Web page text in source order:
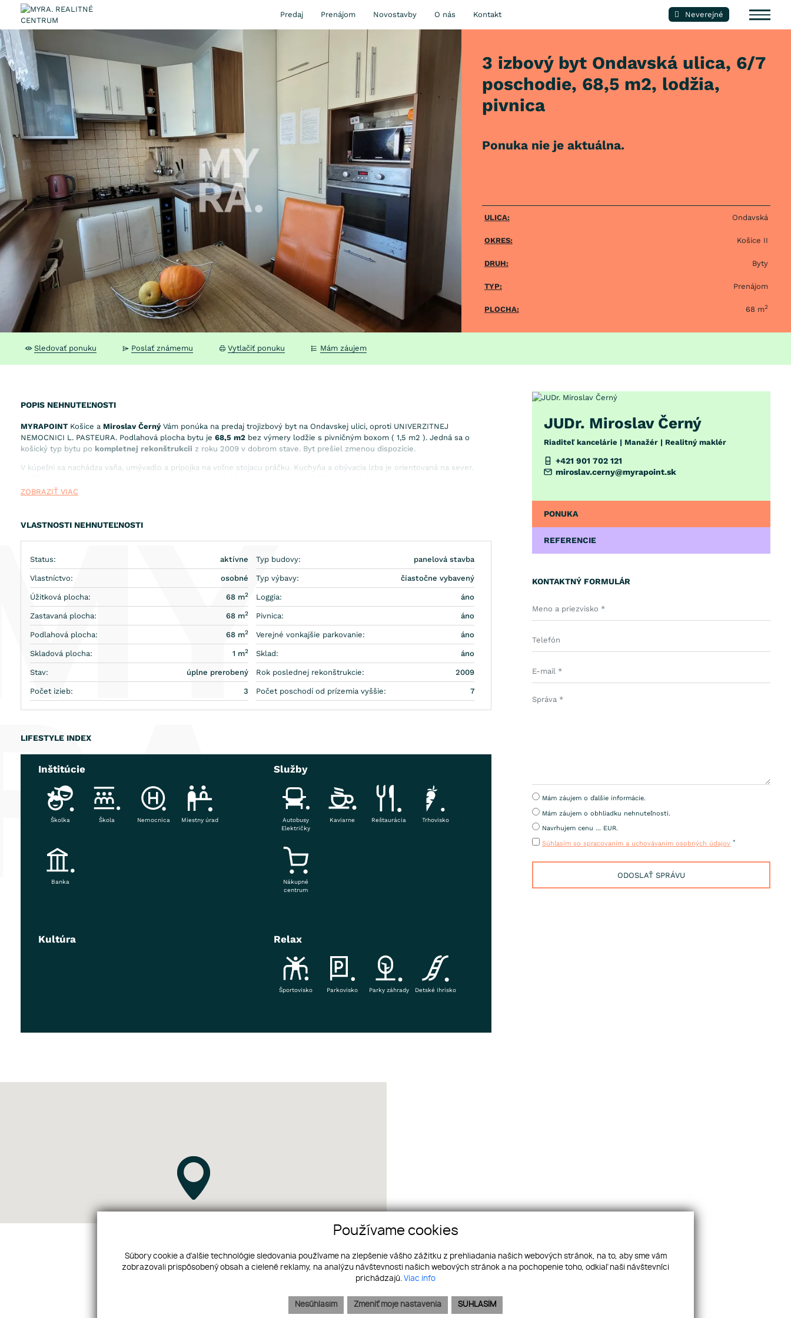
Predaj Prenájom Novostavby O nás Kontakt Neverejné
3 izbový byt Ondavská ulica, 6/7
poschodie, 68,5 m2, lodžia,
pivnica
Ponuka nie je aktuálna.
ULICA: Ondavská
OKRES: Košice II
DRUH: Byty
TYP: Prenájom
PLOCHA: 68 m2
Sledovať ponuku Poslať známemu Vytlačiť ponuku Mám záujem
POPIS NEHNUTEĽNOSTI
MYRAPOINTKošice a Miroslav ČernýVám ponúka na predaj trojizbový byt na Ondavskej ulici, oproti UNIVERZITNEJ
NEMOCNICI L. PASTEURA. Podlahová plocha bytu je 68,5 m2 bez výmery lodžie s pivničným boxom ( 1,5 m2 ). Jedná sa o
košický typ bytu po kompletnej rekonštrukcii z roku 2009 v dobrom stave. Byt prešiel zmenou dispozície.
V kúpeľni sa nachádza vaňa, umývadlo a prípojka na voľne stojacu práčku. Kuchyňa a obývacia izba je orientovaná na sever.
Vykonané rekonštrukčné práce: plastové okná, kuchynská linka,
Bytje k dispozícii čiastočne zariadený
chladnička s mrazničkou ) a nábytkom v obývacej izbe. V oboch nepriechodných izbách sa nachádzajú vstavané skrine.
Na prízemí sú pivničné boxy a kočikáreň.
Byt je voľný.
ZOBRAZIŤ VIAC
VLASTNOSTI NEHNUTEĽNOSTI
Status: aktívne
Vlastníctvo: osobné
Úžitková plocha: 68 m2
Zastavaná plocha: 68 m2
Podlahová plocha: 68 m2
Skladová plocha: 1 m2
Stav: úplne prerobený
Počet izieb: 3
Typ budovy: panelová stavba
Typ výbavy: čiastočne vybavený
Loggia: áno
Pivnica: áno
Verejné vonkajšie parkovanie: áno
Sklad: áno
Rok poslednej rekonštrukcie: 2009
Počet poschodí od prízemia vyššie: 7
LIFESTYLE INDEX
Inštitúcie
Školka Škola Nemocnica Miestny úrad
Banka
Služby
Autobusy
Električky
Kaviarne Reštaurácia Trhovisko
Nákupné
centrum
Kultúra Relax
Športovisko Parkovisko Parky záhrady Detské ihrisko
JUDr. Miroslav Černý
Riaditeľ kancelárie | Manažér | Realitný maklér
+421 901 702 121
miroslav.cerny@myrapoint.sk
PONUKA
REFERENCIE
KONTAKTNÝ FORMULÁR
Mám záujem o ďalšie informácie.
Mám záujem o obhliadku nehnuteľnosti.
Navrhujem cenu ... EUR.
Súhlasím so spracovaním a uchovávaním osobných údajov *
Používame cookies
Súbory cookie a ďalšie technológie sledovania používame na zlepšenie vášho zážitku z prehliadania našich webových stránok, na to, aby sme vám
zobrazovali prispôsobený obsah a cielené reklamy, na analýzu návštevnosti našich webových stránok a na pochopenie toho, odkiaľ naši návštevníci
prichádzajú. Viac info
SÚHLASÍM
Nesúhlasím Zmeniť moje nastavenia